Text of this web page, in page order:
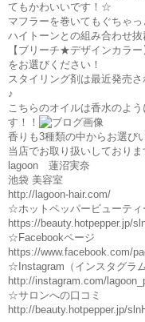
てもかわいいです！☆
マフラーを巻いてもぐちゃ
ハイトーンとの組み合わせ抜
【ブリーチ★デザインカラ
をお選びください！
スタイリング剤は最近発売
♪
こちらのオイルは香水のよ
す！！
香りも3種類の中からお選び
当店でお取り扱いしており
lagoon 蓮沼実奈
池袋 美容室
http://lagoon-hair.com/
☆ホットペッパービューティ
https://beauty.hotpepper.jp/
☆Facebookページ
https://www.facebook.com/
☆Instagram（インスタグラム
http://instagram.com/
☆サロンへの口コミ
http://beauty.hotpepper.jp/